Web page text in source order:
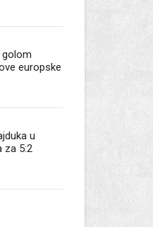
golom
europske
u
za 5:2